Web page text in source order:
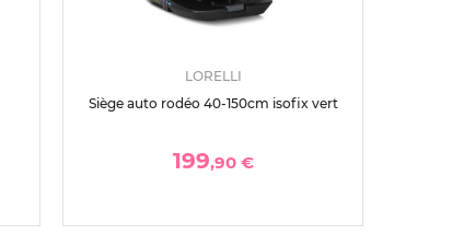
LORELLI
Siège auto rodéo 40-150cm isofix vert
199,90 €